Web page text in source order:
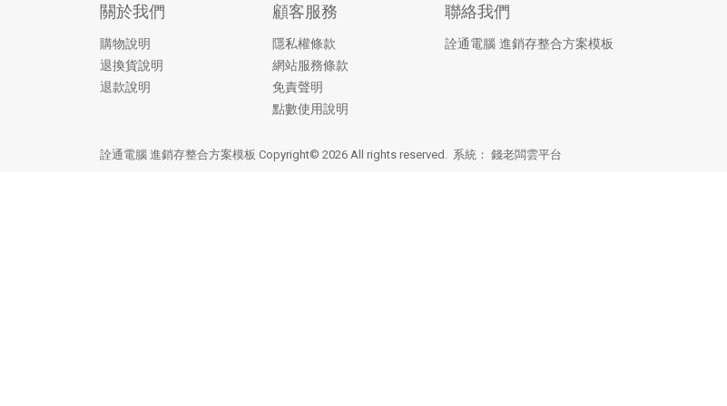
關於我們
購物說明
退換貨說明
退款說明
顧客服務
隱私權條款
網站服務條款
免責聲明
點數使用說明
聯絡我們
詮通電腦 進銷存整合方案模板
詮通電腦 進銷存整合方案模板 Copyright© 2026 All rights reserved. 系統： 錢老闆雲平台